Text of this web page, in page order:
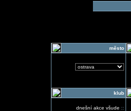
město
klub
dnešní akce všude ::